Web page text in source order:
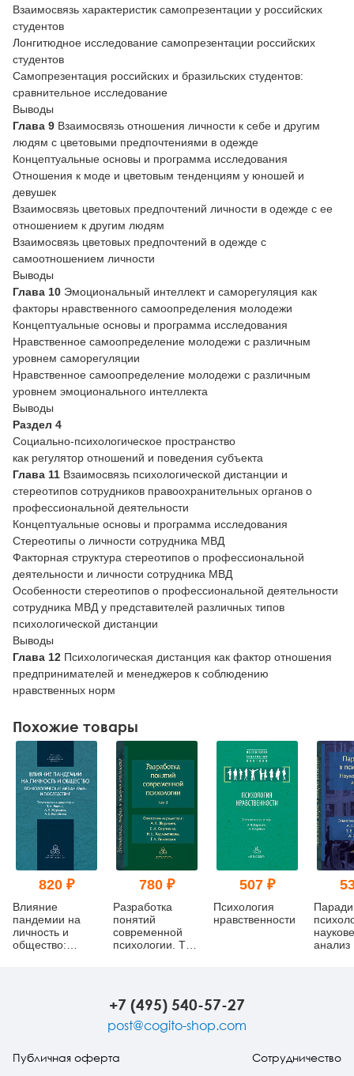
Взаимосвязь характеристик самопрезентации у российских
студентов
Лонгитюдное исследование самопрезентации российских
студентов
Самопрезентация российских и бразильских студентов:
сравнительное исследование
Выводы
Глава 9 Взаимосвязь отношения личности к себе и другим
людям с цветовыми предпочтениями в одежде
Концептуальные основы и программа исследования
Отношения к моде и цветовым тенденциям у юношей и
девушек
Взаимосвязь цветовых предпочтений личности в одежде с ее
отношением к другим людям
Взаимосвязь цветовых предпочтений в одежде с
самоотношением личности
Выводы
Глава 10 Эмоциональный интеллект и саморегуляция как
факторы нравственного самоопределения молодежи
Концептуальные основы и программа исследования
Нравственное самоопределение молодежи с различным
уровнем саморегуляции
Нравственное самоопределение молодежи с различным
уровнем эмоционального интеллекта
Выводы
Раздел 4
Социально-психологическое пространство
как регулятор отношений и поведения субъекта
Глава 11 Взаимосвязь психологической дистанции и
стереотипов сотрудников правоохранительных органов о
профессиональной деятельности
Концептуальные основы и программа исследования
Стереотипы о личности сотрудника МВД
Факторная структура стереотипов о профессиональной
деятельности и личности сотрудника МВД
Особенности стереотипов о профессиональной деятельности
сотрудника МВД у представителей различных типов
психологической дистанции
Выводы
Глава 12 Психологическая дистанция как фактор отношения
предпринимателей и менеджеров к соблюдению
нравственных норм
Похожие товары
820 ₽
Влияние
пандемии на
личность и
общество:
780 ₽
Разработка
понятий
современной
психологии. Том
507 ₽
Психология
нравственности
анализ
+7 (495) 540-57-27
post@cogito-shop.com
Публичная оферта Сотрудничество